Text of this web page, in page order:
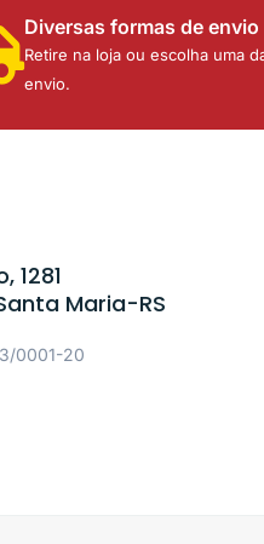
Diversas formas de envio
Retire na loja ou escolha uma
envio.
1281
Maria-RS
0001-20